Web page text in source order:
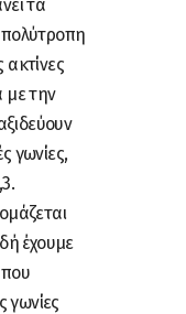
τα
ακτίνες
με την
γωνίες,
έχουμε
γωνίες